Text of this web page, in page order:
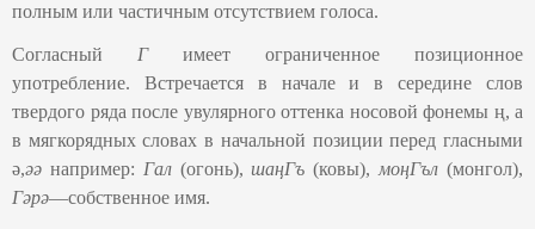
полным или частичным отсутствием голоса.
Согласный Гимеет ограниченное позиционное
употребление. Встречается в начале и в середине слов
твердого ряда после увулярного оттенка носовой фонемы ң, а
в мягкорядных словах в начальной позиции перед гласными
ә,әә например: Гал(огонь), шаңГъ (ковы), моңГъл(монгол),
Гәрә—собственное имя.